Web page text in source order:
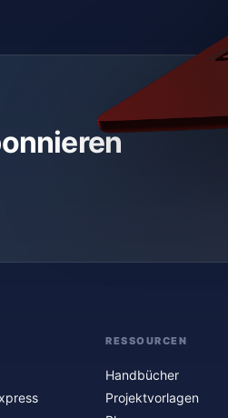
RESSOURCEN
Handbücher
Projektvorlagen